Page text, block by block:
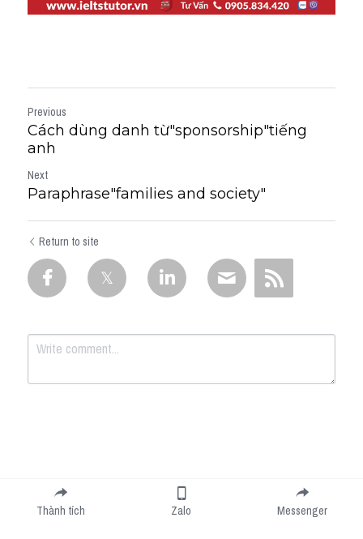
Previous
Cách dùng danh từ"sponsorship"tiếng
anh
Next
Paraphrase"families and society"
Return to site
Submit
Thành tích Zalo Messenger